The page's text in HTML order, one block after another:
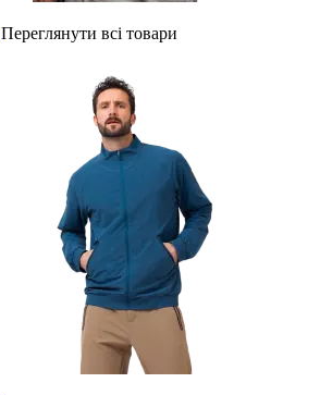
Переглянути всі товари